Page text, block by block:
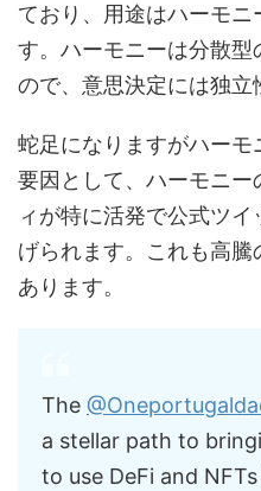
ており、用途はハーモニ
す。ハーモニーは分散
ので、意思決定には独立
蛇足になりますがハー
要因として、ハーモニ
ィが特に活発で公式ツ
げられます。これも高
あります。
The
a stellar path to
to use DeFi and